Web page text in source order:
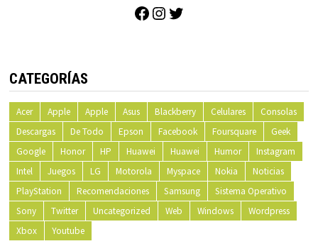
Facebook
Instagram
CATEGORÍAS
Acer Apple Apple Asus Blackberry Celulares
Consolas
Descargas
De Todo Epson Facebook Foursquare
Geek
Google
Honor HP Huawei Huawei Humor
Instagram
Intel
Juegos LG Motorola Myspace Nokia
Noticias
PlayStation
Recomendaciones Samsung
Sistema Operativo
Sony
Twitter Uncategorized Web Windows
Wordpress
Xbox
Youtube